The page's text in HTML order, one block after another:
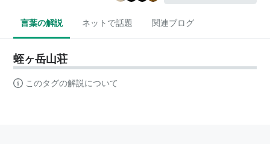
言葉の解説 ネットで話題 関連ブログ
蛭ヶ岳山荘
このタグの解説について